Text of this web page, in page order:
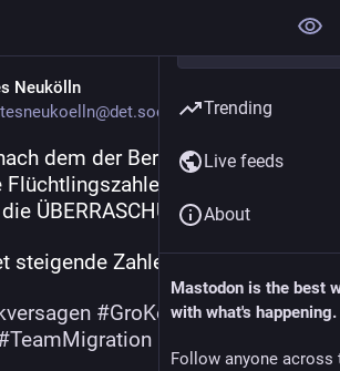
Neukölln
dem der Berliner Senat
seien dauerhaft
ÜBERRASCHUNG:
steigende Zahlen.
#GroKoDesGrauens
TeamMigration
Trending
Live feeds
About
Mastodon is the best
with what's happening.
Follow anyone across